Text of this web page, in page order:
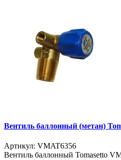
Вентиль баллонный (метан)
Артикул: VMAT6356
Вентиль баллонный Tomasetto